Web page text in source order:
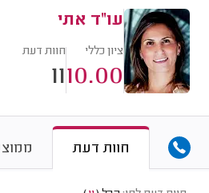
עו"ד אתי
ציון כללי
10.00
חוות דעת
11
חוות דעת